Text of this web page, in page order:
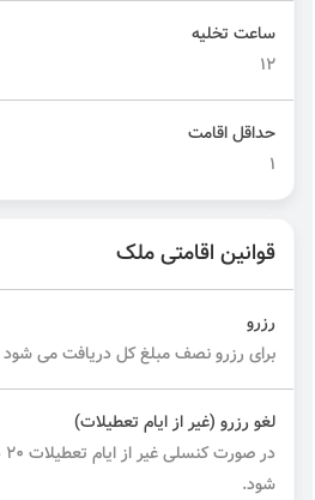
ساعت تخلیه
12
حداقل اقامت
1
قوانین اقامتی ملک
رزرو
برای رزرو نصف مبلغ کل دریافت می
لغو رزرو (غیر از ایام تعطیلات)
شود.